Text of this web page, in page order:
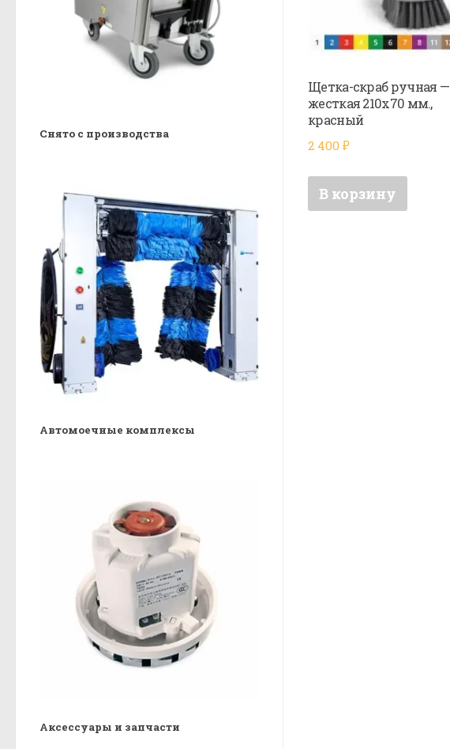
Щетка-скраб ручная —
жесткая 210х70 мм.,
красный
2 400 ₽
В корзину
Снято с производства
Автомоечные комплексы
Аксессуары и запчасти